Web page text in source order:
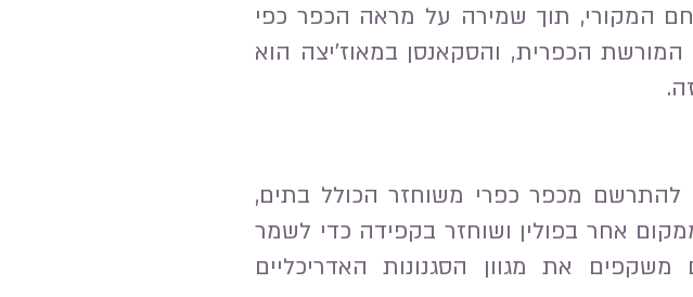
בשטחם המקורי, תוך שמירה על מראה הכפר כפי
הכפרית, והסקאנסן במאוז'יצה הוא
להתרשם מכפר כפרי משוחזר הכולל בתים,
אחר בפולין ושוחזר בקפידה כדי לשמר
את מגוון הסגנונות האדריכליים